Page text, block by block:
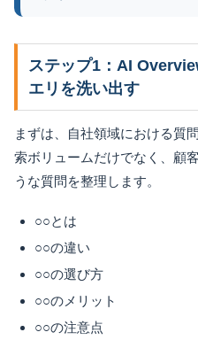
ステップ1：AI
エリを洗い出す
まずは、自社領域における質
索ボリュームだけでなく、顧
うな質問を整理します。
○○とは
○○の違い
○○の選び方
○○のメリット
○○の注意点